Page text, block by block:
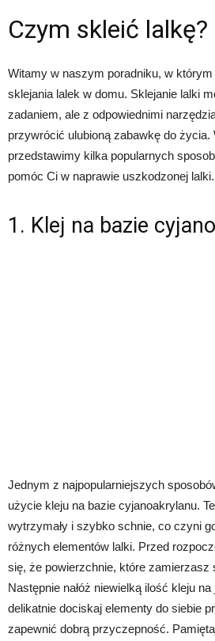
Czym skleić lalkę?
Witamy w naszym poradniku, w
sklejania lalek w domu. Sklejanie lalki
zadaniem, ale z odpowiednimi
przywrócić ulubioną zabawkę do życia.
przedstawimy kilka popularnych
pomóc Ci w naprawie uszkodzonej lalki.
1. Klej na bazie
Jednym z najpopularniejszych
użycie kleju na bazie cyjanoakrylanu.
wytrzymały i szybko schnie, co czyni
różnych elementów lalki. Przed
się, że powierzchnie, które
Następnie nałóż niewielką ilość kleju
delikatnie dociskaj elementy do siebie
zapewnić dobrą przyczepność.